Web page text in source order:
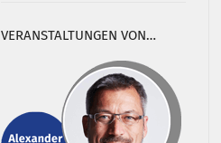
VERANSTALTUNGEN VON…